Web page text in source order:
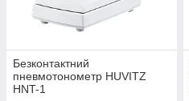
Безконтактний
пневмотонометр HUVITZ
HNT-1